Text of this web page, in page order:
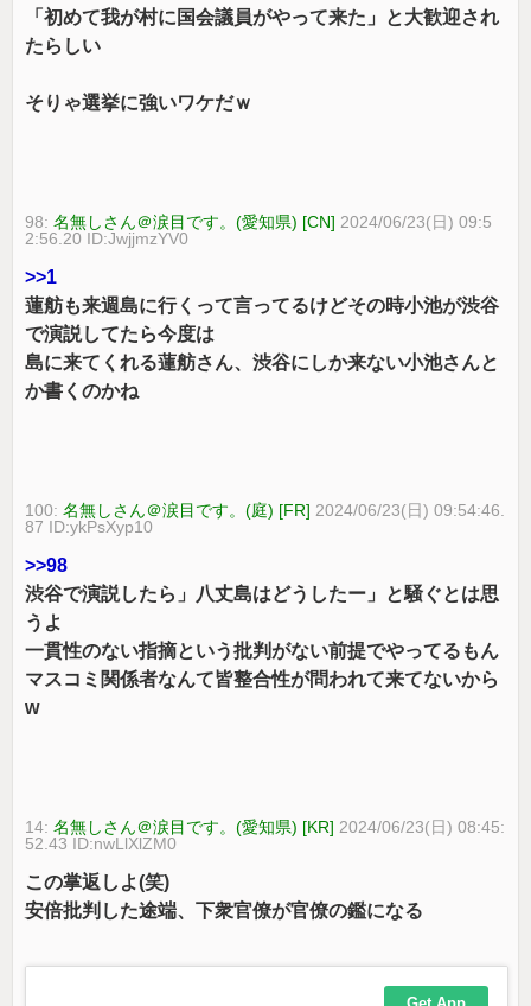
「初めて我が村に国会議員がやって来た」と大歓迎され
たらしい
そりゃ選挙に強いワケだｗ
98:名無しさん＠涙目です。(愛知県) [CN] 2024/06/23(日) 09:5
2:56.20 ID:JwjjmzYV0
>>1
蓮舫も来週島に行くって言ってるけどその時小池が渋谷
で演説してたら今度は
島に来てくれる蓮舫さん、渋谷にしか来ない小池さんと
か書くのかね
100:名無しさん＠涙目です。(庭) [FR] 2024/06/23(日) 09:54:46.
87 ID:ykPsXyp10
>>98
渋谷で演説したら」八丈島はどうしたー」と騒ぐとは思
うよ
一貫性のない指摘という批判がない前提でやってるもん
マスコミ関係者なんて皆整合性が問われて来てないから
w
14:名無しさん＠涙目です。(愛知県) [KR] 2024/06/23(日) 08:45:
52.43 ID:nwLlXlZM0
この掌返しよ(笑)
安倍批判した途端、下衆官僚が官僚の鑑になる